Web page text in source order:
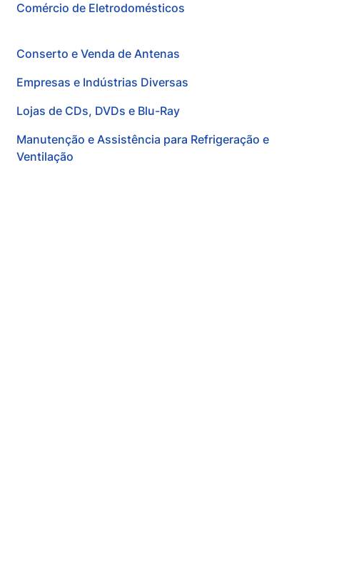
Comércio de Eletrodomésticos
Conserto e Venda de Antenas
Empresas e Indústrias Diversas
Lojas de CDs, DVDs e Blu-Ray
Manutenção e Assistência para Refrigeração e
Ventilação